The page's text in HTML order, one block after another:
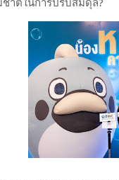
าติในการปรับสมดุล?